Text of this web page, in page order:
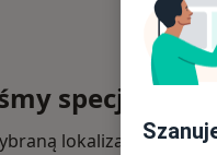
lokalizację lub